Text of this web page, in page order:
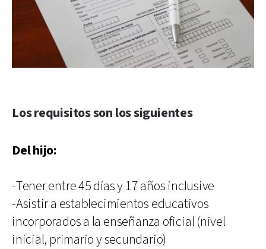
Los requisitos son los siguientes
Del hijo:
-Tener entre 45 días y 17 años inclusive
-Asistir a establecimientos educativos
incorporados a la enseñanza oficial (nivel
inicial, primario y secundario)